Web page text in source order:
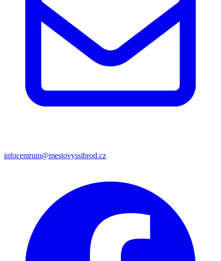
infocentrum@mestovyssibrod.cz